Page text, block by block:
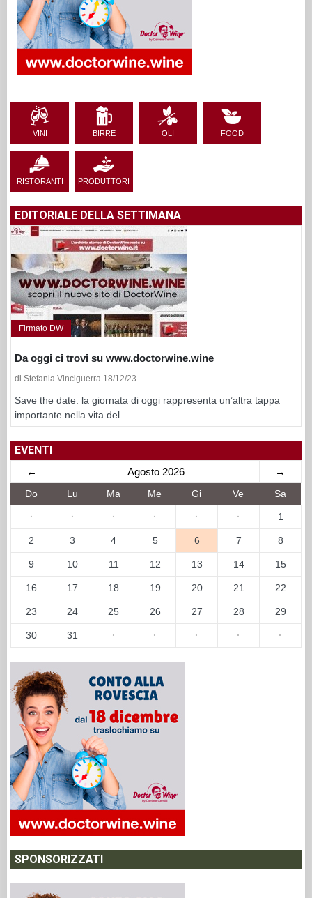
VINI BIRRE OLI FOOD
RISTORANTI PRODUTTORI
EDITORIALE DELLA SETTIMANA
Firmato DW
Da oggi ci trovi su www.doctorwine.wine
di Stefania Vinciguerra 18/12/23
Save the date: la giornata di oggi rappresenta un’altra tappa
importante nella vita del...
EVENTI
← Agosto 2026 →
Do Lu Ma Me Gi Ve Sa
· · · · · · 1
2 3 4 5 6 7 8
9 10 11 12 13 14 15
16 17 18 19 20 21 22
23 24 25 26 27 28 29
30 31 · · · · ·
SPONSORIZZATI